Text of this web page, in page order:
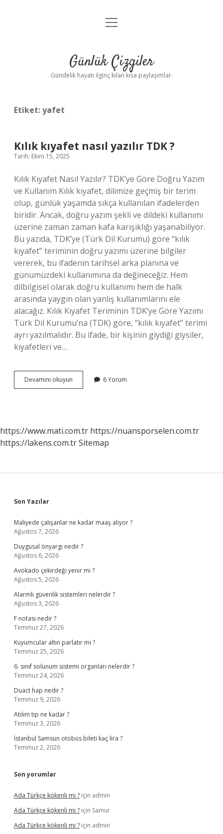
Anasayfa
Yasal Uyarı
menüyü
Günlük Çizgiler
Gündelik hayatı ilginç kılan kısa paylaşımlar.
Etiket:yafet
Kılık kıyafet nasıl yazılır TDK ?
Tarih: Ekim 15, 2025
Kılık Kıyafet Nasıl Yazılır? TDK’ye Göre Doğru Yazım
ve Kullanım Kılık kıyafet, dilimize geçmiş bir terim
olup, günlük yaşamda sıkça kullanılan ifadelerden
biridir. Ancak, doğru yazım şekli ve dildeki kullanımı
üzerine zaman zaman kafa karışıklığı yaşanabiliyor.
Bu yazıda, TDK’ye (Türk Dil Kurumu) göre “kılık
kıyafet” teriminin doğru yazımı üzerine bilgiler
vererek, bu ifadenin tarihsel arka planına ve
günümüzdeki kullanımına da değineceğiz. Hem
dilbilgisel olarak doğru kullanımı hem de halk
arasında yaygın olan yanlış kullanımlarını ele
alacağız. Kılık Kıyafet Teriminin TDK’ye Göre Yazımı
Türk Dil Kurumu’na (TDK) göre, “kılık kıyafet” terimi
ayrı yazılmalıdır. Bu ifade, bir kişinin giydiği giysiler,
kıyafetleri ve…
Devamını okuyun
kıyafet
6 Yorum
https://www.mati.com.tr https://nuansporselen.com.tr
https://lakens.com.trSitemap
Sidebar
Son Yazılar
Maliyede çalışanlar ne kadar maaş alıyor ?
Ağustos 7, 2026
Duygusal önyargı nedir ?
Ağustos 6, 2026
Avokado çekirdeği yenir mi ?
Ağustos 5, 2026
Alarmlı güvenlik sistemleri nelerdir ?
Ağustos 3, 2026
F notası nedir ?
Temmuz 27, 2026
Kuyumcular altın parlatır mı ?
Temmuz 25, 2026
6. sınıf solunum sistemi organları nelerdir ?
Temmuz 24, 2026
Duact hap nedir ?
Temmuz 9, 2026
Atılım tıp ne kadar ?
Temmuz 3, 2026
İstanbul Samsun otobüs bileti kaç lira ?
Temmuz 2, 2026
Son yorumlar
Ada Türkçe kökenli mi ? için admin
Ada Türkçe kökenli mi ? için Samur
Ada Türkçe kökenli mi ? için admin